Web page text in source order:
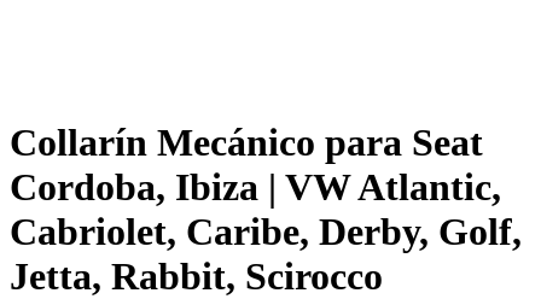
Collarín Mecánico para Seat
Cordoba, Ibiza | VW Atlantic,
Cabriolet, Caribe, Derby, Golf,
Jetta, Rabbit, Scirocco